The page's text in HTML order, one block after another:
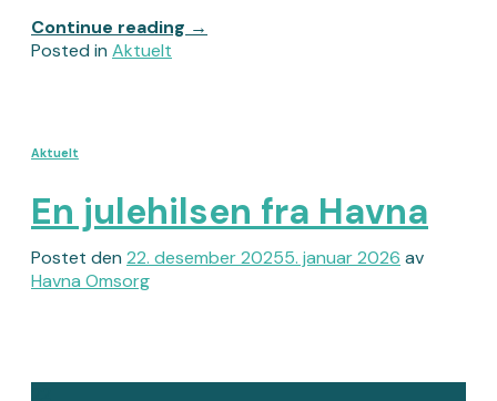
Continue reading →
Posted in Aktuelt
Aktuelt
En julehilsen fra Havna
Postet den 22. desember 20255. januar 2026 av
Havna Omsorg